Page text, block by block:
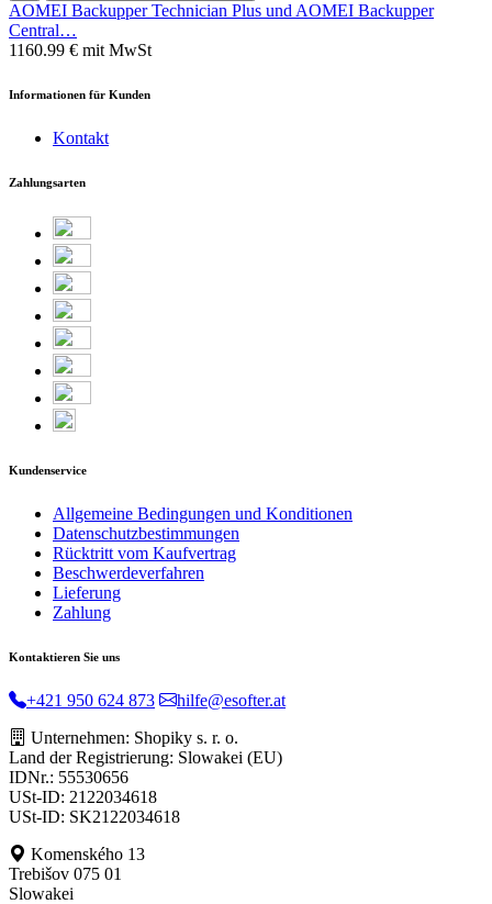
AOMEI Backupper Technician Plus und AOMEI Backupper
Central…
1160.99 € mit MwSt
Informationen für Kunden
Kontakt
Zahlungsarten
Kundenservice
Allgemeine Bedingungen und Konditionen
Datenschutzbestimmungen
Rücktritt vom Kaufvertrag
Beschwerdeverfahren
Lieferung
Zahlung
Kontaktieren Sie uns
+421 950 624 873
hilfe@esofter.at
Unternehmen: Shopiky s. r. o.
Land der Registrierung: Slowakei (EU)
IDNr.: 55530656
USt-ID: 2122034618
USt-ID: SK2122034618
Komenského 13
Trebišov 075 01
Slowakei